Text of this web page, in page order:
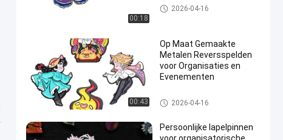
00:18
de spelden van de douanereve
rs
2026-04-16
00:43
Op Maat Gemaakte
Metalen Reversspelden
voor Organisaties en
Evenementen
de spelden van de douanereve
rs
2026-04-16
Persoonlijke lapelpinnen